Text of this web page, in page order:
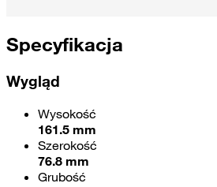
Specyfikacja
Wygląd
Wysokość
161.5 mm
Szerokość
76.8 mm
Grubość